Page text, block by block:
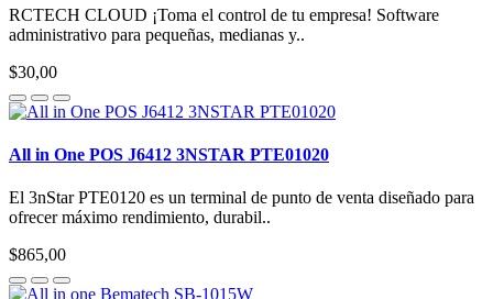
RCTECH CLOUD ¡Toma el control de tu empresa! Software
administrativo para pequeñas, medianas y..
$30,00
All in One POS J6412 3NSTAR PTE01020
El 3nStar PTE0120 es un terminal de punto de venta diseñado para
ofrecer máximo rendimiento, durabil..
$865,00